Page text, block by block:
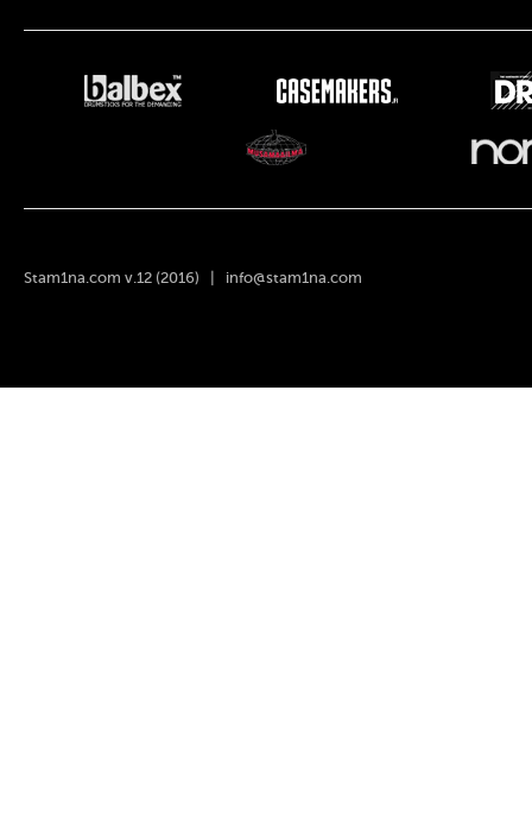
Stam1na.com v.12 (2016) | info@stam1na.com